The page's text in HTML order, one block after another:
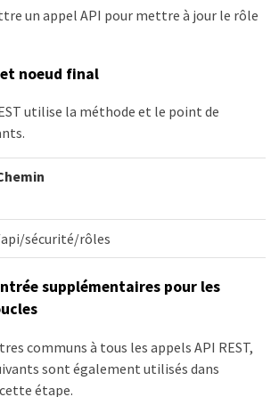
un appel API pour mettre à jour le rôle
noeud final
utilise la méthode et le point de
sécurité/rôles
supplémentaires pour les
communs à tous les appels API REST,
sont également utilisés dans
étape.